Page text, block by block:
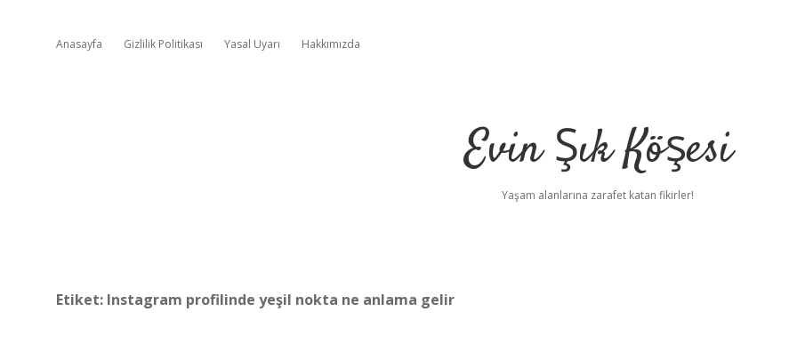
Anasayfa Gizlilik Politikası Yasal Uyarı Hakkımızda
Evin Şık Köşesi
Yaşam alanlarına zarafet katan fikirler!
Etiket: Instagram profilinde yeşil nokta ne anlama gelir